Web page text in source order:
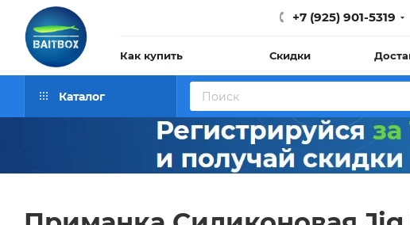
+7 (925) 901-5319
Как купить Скидки
Каталог